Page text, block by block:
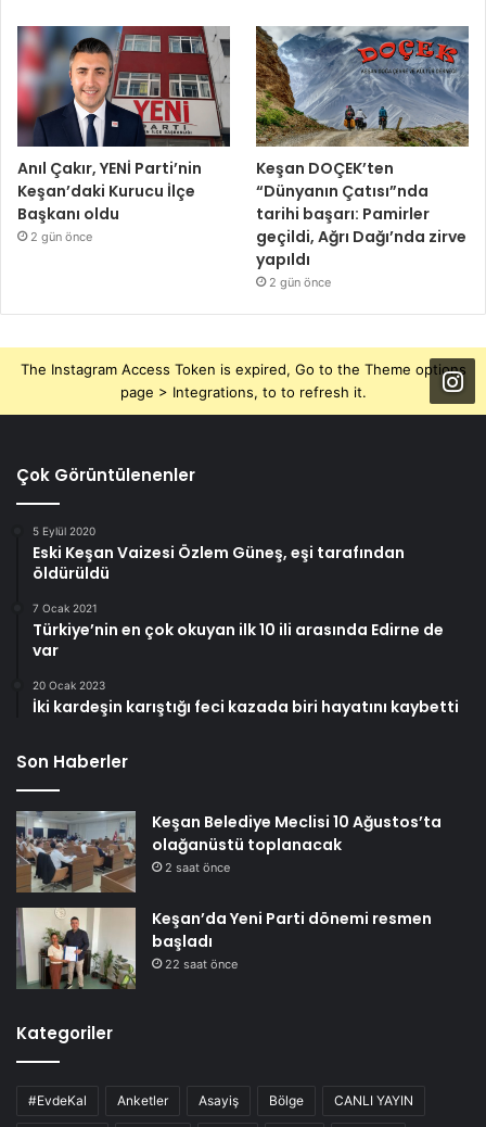
Anıl Çakır, YENİ Parti’nin
Keşan’daki Kurucu İlçe
Başkanı oldu
2 gün önce
Keşan DOÇEK’ten
“Dünyanın Çatısı”nda
tarihi başarı: Pamirler
geçildi, Ağrı Dağı’nda zirve
yapıldı
2 gün önce
The Instagram Access Token is expired, Go to the Theme options
page > Integrations, to to refresh it.
Çok Görüntülenenler
5 Eylül 2020
Eski Keşan Vaizesi Özlem Güneş, eşi tarafından
öldürüldü
7 Ocak 2021
Türkiye’nin en çok okuyan ilk 10 ili arasında Edirne de
var
20 Ocak 2023
İki kardeşin karıştığı feci kazada biri hayatını kaybetti
Son Haberler
Keşan Belediye Meclisi 10 Ağustos’ta
olağanüstü toplanacak
2 saat önce
Keşan’da Yeni Parti dönemi resmen
başladı
22 saat önce
Kategoriler
#EvdeKal Anketler Asayiş Bölge CANLI YAYIN